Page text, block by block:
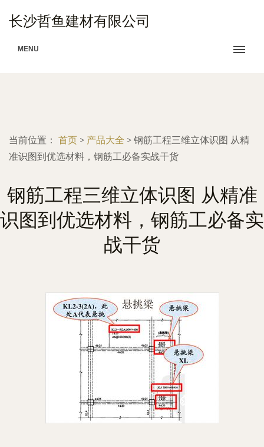
长沙哲鱼建材有限公司
MENU
当前位置： 首页 > 产品大全 > 钢筋工程三维立体识图 从精
准识图到优选材料，钢筋工必备实战干货
钢筋工程三维立体识图 从精准
识图到优选材料，钢筋工必备实
战干货